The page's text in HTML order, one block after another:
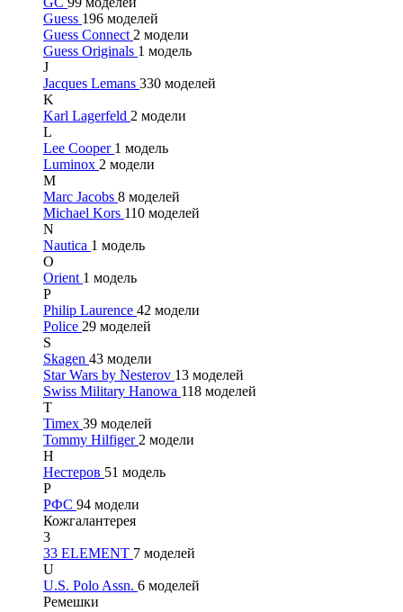
Guess 196 моделей
Guess Connect 2 модели
Guess Originals 1 модель
J
Jacques Lemans 330 моделей
K
Karl Lagerfeld 2 модели
L
Lee Cooper 1 модель
Luminox 2 модели
M
Marc Jacobs 8 моделей
Michael Kors 110 моделей
N
Nautica 1 модель
O
Orient 1 модель
P
Philip Laurence 42 модели
Police 29 моделей
S
Skagen 43 модели
Star Wars by Nesterov 13 моделей
Swiss Military Hanowa 118 моделей
T
Timex 39 моделей
Tommy Hilfiger 2 модели
Н
Нестеров 51 модель
Р
РФС 94 модели
Кожгалантерея
3
33 ELEMENT 7 моделей
U
U.S. Polo Assn. 6 моделей
Ремешки